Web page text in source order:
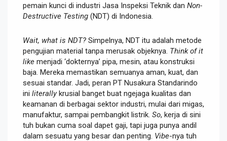
pemain kunci di industri Jasa Inspeksi Teknik dan Non-
Destructive Testing (NDT) di Indonesia.
Wait, what is NDT? Simpelnya, NDT itu adalah metode
pengujian material tanpa merusak objeknya. Think of it
like menjadi ‘dokternya’ pipa, mesin, atau konstruksi
baja. Mereka memastikan semuanya aman, kuat, dan
sesuai standar. Jadi, peran PT Nusakura Standarindo
ini literallykrusial banget buat ngejaga kualitas dan
keamanan di berbagai sektor industri, mulai dari migas,
manufaktur, sampai pembangkit listrik. So, kerja di sini
tuh bukan cuma soal dapet gaji, tapi juga punya andil
dalam sesuatu yang besar dan penting. Vibe-nya tuh